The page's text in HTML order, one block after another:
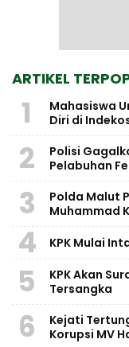
ARTIKEL
1
Mahasiswa
Diri di
2
Polisi
Pelabuhan
3
Polda Malut
Muhammad
4 KPK Mulai
5
KPK Akan
Tersangka
6
Kejati
Korupsi MV